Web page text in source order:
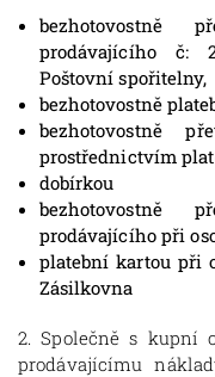
bezhotovostně
prodávajícího č:
Poštovní spořitelny,
bezhotovostně
bezhotovostně
prostřednictvím
dobírkou
bezhotovostně
prodávajícího při
platební kartou při
Zásilkovna
2. Společně s kupní
prodávajícímu